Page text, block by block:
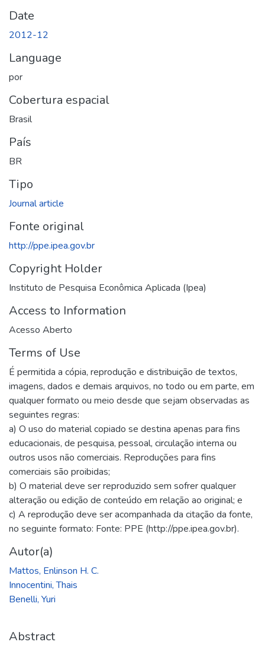
Date
2012-12
Language
por
Cobertura espacial
Brasil
País
BR
Tipo
Journal article
Fonte original
http://ppe.ipea.gov.br
Copyright Holder
Instituto de Pesquisa Econômica Aplicada (Ipea)
Access to Information
Acesso Aberto
Terms of Use
É permitida a cópia, reprodução e distribuição de textos,
imagens, dados e demais arquivos, no todo ou em parte, em
qualquer formato ou meio desde que sejam observadas as
seguintes regras:
a) O uso do material copiado se destina apenas para fins
educacionais, de pesquisa, pessoal, circulação interna ou
outros usos não comerciais. Reproduções para fins
comerciais são proibidas;
b) O material deve ser reproduzido sem sofrer qualquer
alteração ou edição de conteúdo em relação ao original; e
c) A reprodução deve ser acompanhada da citação da fonte,
no seguinte formato: Fonte: PPE (http://ppe.ipea.gov.br).
Autor(a)
Mattos, Enlinson H. C.
Innocentini, Thais
Benelli, Yuri
Abstract